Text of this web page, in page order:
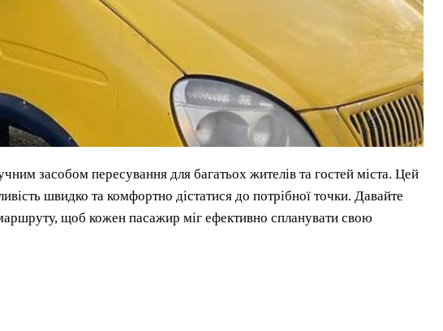
засобом пересування для багатьох жителів та гостей міста. Цей
швидко та комфортно дістатися до потрібної точки. Давайте
щоб кожен пасажир міг ефективно спланувати свою